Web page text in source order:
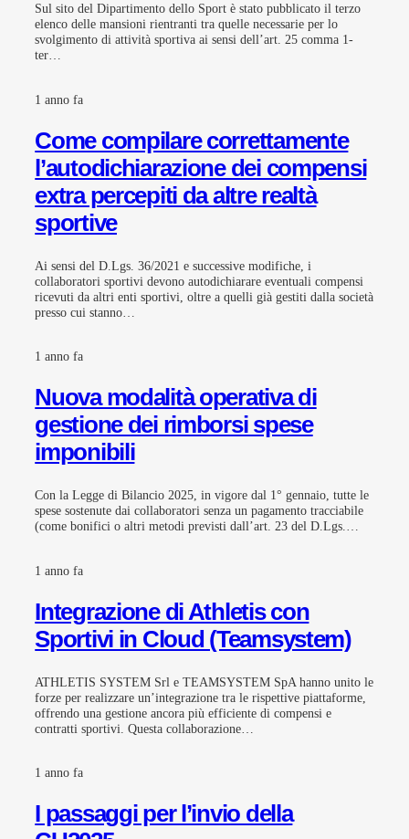
Sul sito del Dipartimento dello Sport è stato pubblicato il terzo
elenco delle mansioni rientranti tra quelle necessarie per lo
svolgimento di attività sportiva ai sensi dell’art. 25 comma 1-
ter…
1 anno fa
Come compilare correttamente
l’autodichiarazione dei compensi
extra percepiti da altre realtà
sportive
Ai sensi del D.Lgs. 36/2021 e successive modifiche, i
collaboratori sportivi devono autodichiarare eventuali compensi
ricevuti da altri enti sportivi, oltre a quelli già gestiti dalla società
presso cui stanno…
1 anno fa
Nuova modalità operativa di
gestione dei rimborsi spese
imponibili
Con la Legge di Bilancio 2025, in vigore dal 1° gennaio, tutte le
spese sostenute dai collaboratori senza un pagamento tracciabile
(come bonifici o altri metodi previsti dall’art. 23 del D.Lgs.…
1 anno fa
Integrazione di Athletis con
Sportivi in Cloud (Teamsystem)
ATHLETIS SYSTEM Srl e TEAMSYSTEM SpA hanno unito le
forze per realizzare un’integrazione tra le rispettive piattaforme,
offrendo una gestione ancora più efficiente di compensi e
contratti sportivi. Questa collaborazione…
1 anno fa
I passaggi per l’invio della